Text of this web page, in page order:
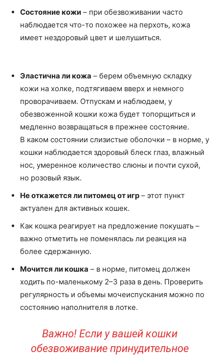
Состояние кожи – при обезвоживании часто
наблюдается что-то похожее на перхоть, кожа
имеет нездоровый цвет и шелушиться.
Эластична ли кожа – берем объемную складку
кожи на холке, подтягиваем вверх и немного
проворачиваем. Отпускам и наблюдаем, у
обезвоженной кошки кожа будет топорщиться и
медленно возвращаться в прежнее состояние.
В каком состоянии слизистые оболочки – в норме, у
кошки наблюдается здоровый блеск глаз, влажный
нос, умеренное количество слюны и почти сухой,
но розовый язык.
Не откажется ли питомец от игр – этот пункт
актуален для активных кошек.
Как кошка реагирует на предложение покушать –
важно отметить не поменялась ли реакция на
более сдержанную.
Мочится ли кошка – в норме, питомец должен
ходить по-маленькому 2–3 раза в день. Проверить
регулярность и объемы мочеиспускания можно по
состоянию наполнителя в лотке.
Важно! Если у вашей кошки
обезвоживание принудительное